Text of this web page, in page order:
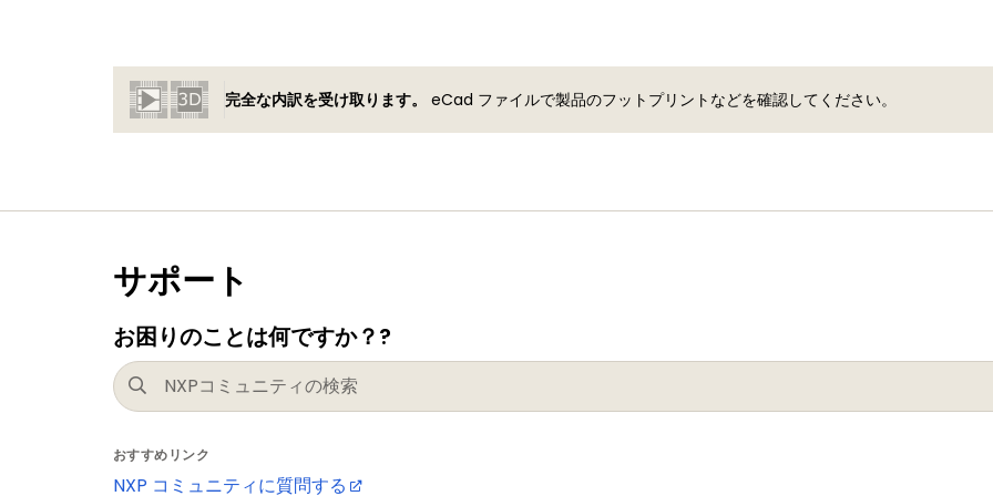
完全な内訳を受け取ります。 eCad ファイルで製品のフットプリントなどを確認してください。
サポート
お困りのことは何ですか？?
おすすめリンク
NXP コミュニティに質問する